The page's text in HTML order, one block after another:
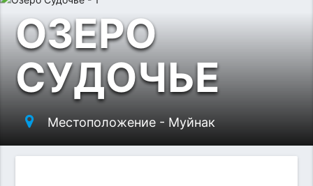
ОЗЕРО
СУДОЧЬЕ
Местоположение - Муйнак